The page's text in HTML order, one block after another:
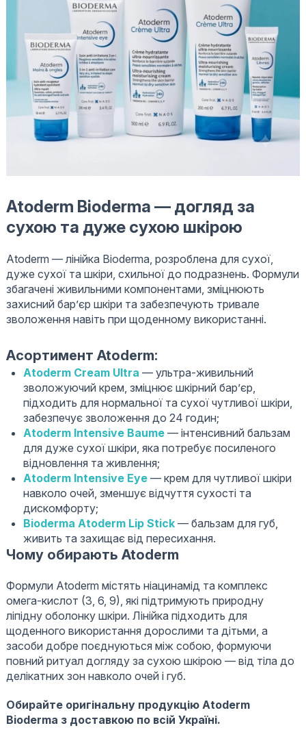
Atoderm Bioderma — догляд за
сухою та дуже сухою шкірою
Atoderm — лінійка Bioderma, розроблена для сухої,
дуже сухої та шкіри, схильної до подразнень. Формули
збагачені живильними компонентами, зміцнюють
захисний бар’єр шкіри та забезпечують тривале
зволоження навіть при щоденному використанні.
Асортимент Atoderm:
Atoderm Cream Ultra — ультра-живильний
зволожуючий крем, зміцнює шкірний бар’єр,
підходить для нормальної та сухої чутливої шкіри,
забезпечує зволоження до 24 годин;
Atoderm Intensive Baume— інтенсивний бальзам
для дуже сухої шкіри, яка потребує посиленого
відновлення та живлення;
Atoderm Intensive Eye— крем для чутливої шкіри
навколо очей, зменшує відчуття сухості та
дискомфорту;
Bioderma Atoderm Lip Stick— бальзам для губ,
живить та захищає від пересихання.
Чому обирають Atoderm
Формули Atoderm містять ніацинамід та комплекс
омега-кислот (3, 6, 9), які підтримують природну
ліпідну оболонку шкіри. Лінійка підходить для
щоденного використання дорослими та дітьми, а
засоби добре поєднуються між собою, формуючи
повний ритуал догляду за сухою шкірою — від тіла до
делікатних зон навколо очей і губ.
Обирайте оригінальну продукцію Atoderm
Bioderma з доставкою по всій Україні.